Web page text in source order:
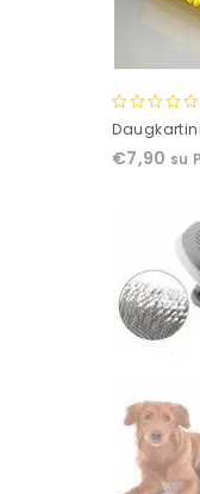
0
of
€7,90 su